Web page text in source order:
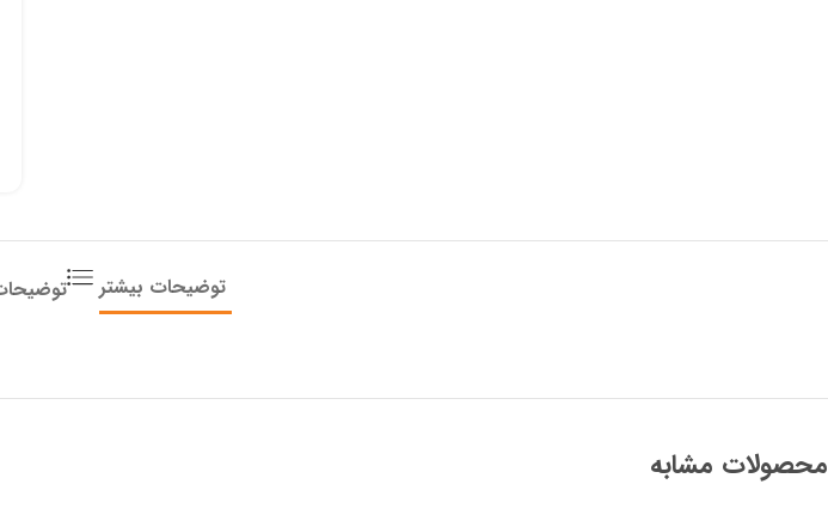
توضیحات بیشتر
محصولات مشابه